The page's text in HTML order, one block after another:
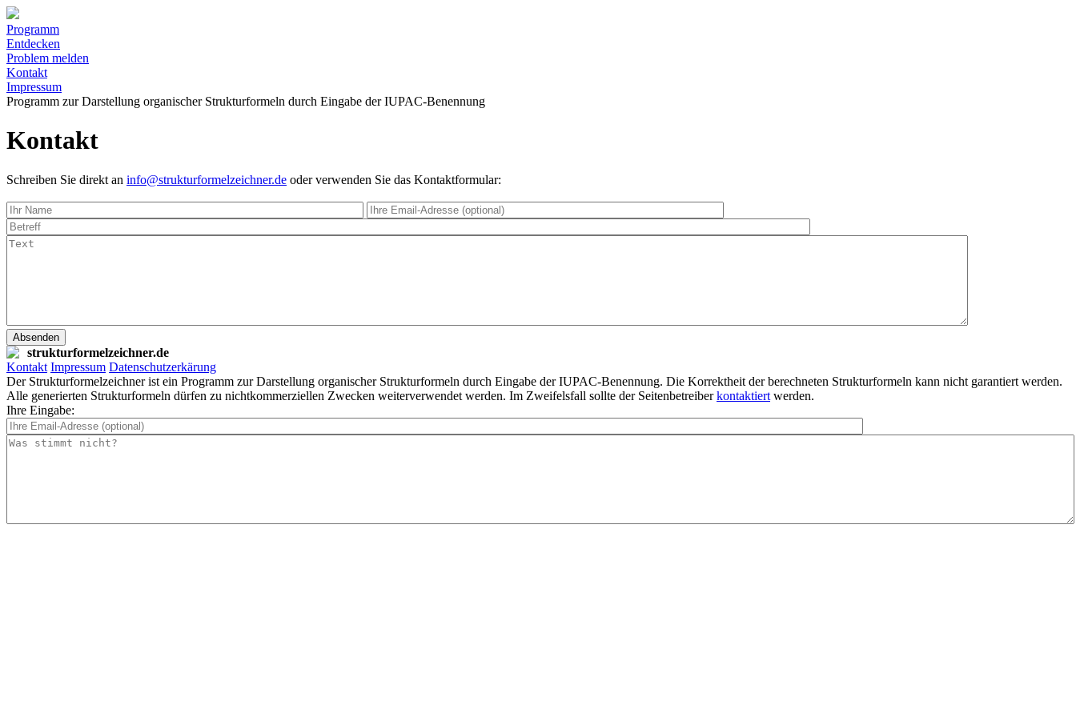
Programm
Entdecken
Problem melden
Kontakt
Impressum
Programm zur Darstellung organischer Strukturformeln durch Eingabe der IUPAC-Benennung
Kontakt
Schreiben Sie direkt an info@strukturformelzeichner.de oder verwenden Sie das Kontaktformular:
Absenden
strukturformelzeichner.de
Kontakt Impressum Datenschutzerkärung
Der Strukturformelzeichner ist ein Programm zur Darstellung organischer Strukturformeln durch Eingabe der IUPAC-Benennung. Die Korrektheit der berechneten Strukturformeln kann nicht garantiert werden.
Alle generierten Strukturformeln dürfen zu nichtkommerziellen Zwecken weiterverwendet werden. Im Zweifelsfall sollte der Seitenbetreiberkontaktiert werden.
Ihre Eingabe: